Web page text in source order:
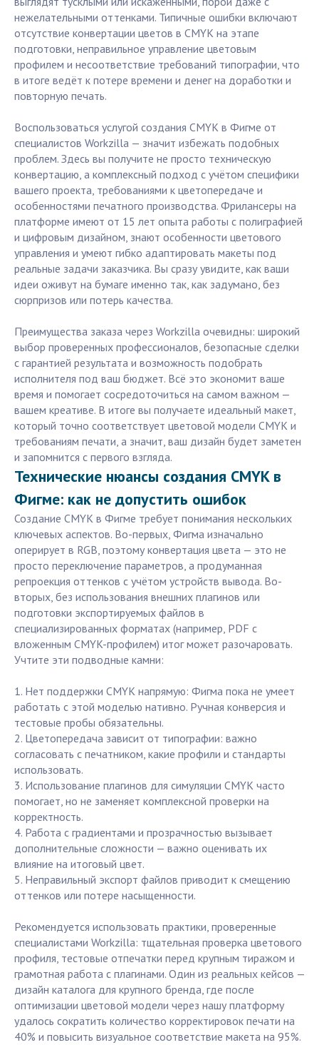
нежелательными оттенками. Типичные ошибки включают
отсутствие конвертации цветов в CMYK на этапе
подготовки, неправильное управление цветовым
профилем и несоответствие требований типографии, что
в итоге ведёт к потере времени и денег на доработки и
повторную печать.
Воспользоваться услугой создания CMYK в Фигме от
специалистов Workzilla — значит избежать подобных
проблем. Здесь вы получите не просто техническую
конвертацию, а комплексный подход с учётом специфики
вашего проекта, требованиями к цветопередаче и
особенностями печатного производства. Фрилансеры на
платформе имеют от 15 лет опыта работы с полиграфией
и цифровым дизайном, знают особенности цветового
управления и умеют гибко адаптировать макеты под
реальные задачи заказчика. Вы сразу увидите, как ваши
идеи оживут на бумаге именно так, как задумано, без
сюрпризов или потерь качества.
Преимущества заказа через Workzilla очевидны: широкий
выбор проверенных профессионалов, безопасные сделки
с гарантией результата и возможность подобрать
исполнителя под ваш бюджет. Всё это экономит ваше
время и помогает сосредоточиться на самом важном —
вашем креативе. В итоге вы получаете идеальный макет,
который точно соответствует цветовой модели CMYK и
требованиям печати, а значит, ваш дизайн будет заметен
и запомнится с первого взгляда.
Технические нюансы создания CMYK в
Фигме: как не допустить ошибок
Создание CMYK в Фигме требует понимания нескольких
ключевых аспектов. Во-первых, Фигма изначально
оперирует в RGB, поэтому конвертация цвета — это не
просто переключение параметров, а продуманная
репроекция оттенков с учётом устройств вывода. Во-
вторых, без использования внешних плагинов или
подготовки экспортируемых файлов в
специализированных форматах (например, PDF с
вложенным CMYK-профилем) итог может разочаровать.
Учтите эти подводные камни:
1. Нет поддержки CMYK напрямую: Фигма пока не умеет
работать с этой моделью нативно. Ручная конверсия и
тестовые пробы обязательны.
2. Цветопередача зависит от типографии: важно
согласовать с печатником, какие профили и стандарты
использовать.
3. Использование плагинов для симуляции CMYK часто
помогает, но не заменяет комплексной проверки на
корректность.
4. Работа с градиентами и прозрачностью вызывает
дополнительные сложности — важно оценивать их
влияние на итоговый цвет.
5. Неправильный экспорт файлов приводит к смещению
оттенков или потере насыщенности.
Рекомендуется использовать практики, проверенные
специалистами Workzilla: тщательная проверка цветового
профиля, тестовые отпечатки перед крупным тиражом и
грамотная работа с плагинами. Один из реальных кейсов —
дизайн каталога для крупного бренда, где после
оптимизации цветовой модели через нашу платформу
удалось сократить количество корректировок печати на
40% и повысить визуальное соответствие макета на 95%.